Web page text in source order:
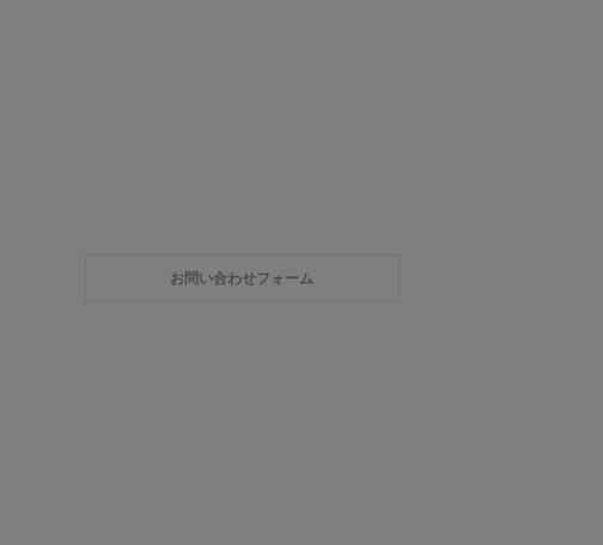
お問い合わせフォーム